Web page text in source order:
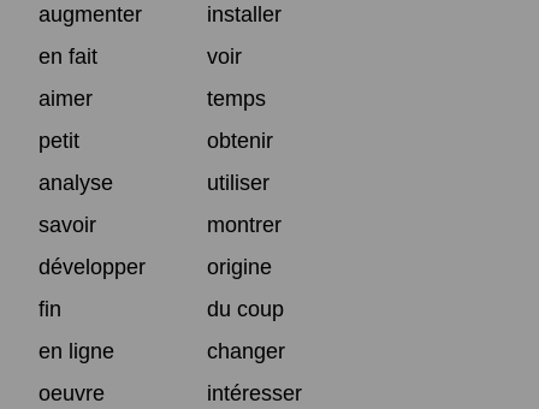
augmenter
installer
en fait
voir
aimer
temps
petit
obtenir
analyse
utiliser
savoir
montrer
développer
origine
fin
du coup
en ligne
changer
oeuvre
intéresser